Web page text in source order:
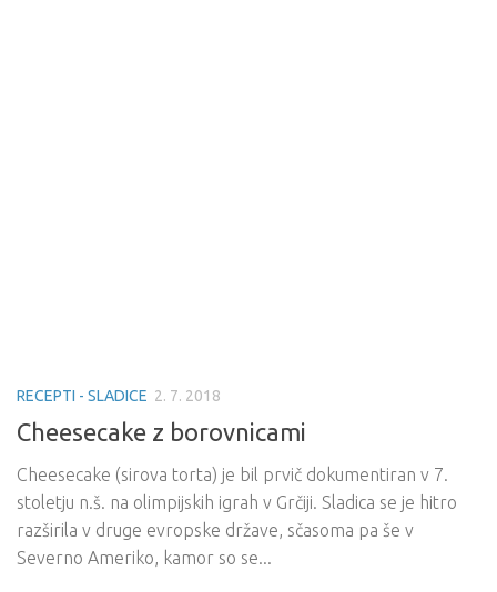
RECEPTI - SLADICE 2. 7. 2018
Cheesecake z borovnicami
Cheesecake (sirova torta) je bil prvič dokumentiran v 7.
stoletju n.š. na olimpijskih igrah v Grčiji. Sladica se je hitro
razširila v druge evropske države, sčasoma pa še v
Severno Ameriko, kamor so se...